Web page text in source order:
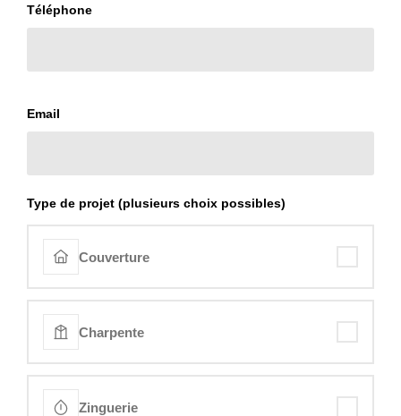
Téléphone
Email
Type de projet (plusieurs choix possibles)
Couverture
Charpente
Zinguerie